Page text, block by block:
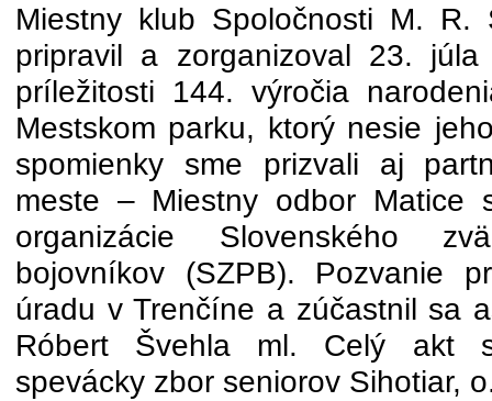
Miestny klub Spoločnosti M. R.
pripravil a zorganizoval 23.
príležitosti 144. výročia
Mestskom parku, ktorý nesie
spomienky sme prizvali aj
meste – Miestny odbor Matice
organizácie Slovenského
bojovníkov (SZPB). Pozvanie
úradu v Trenčíne a zúčastnil sa
Róbert Švehla ml. Celý akt
spevácky zbor seniorov Sihotiar,